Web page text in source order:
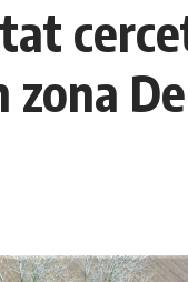
zona